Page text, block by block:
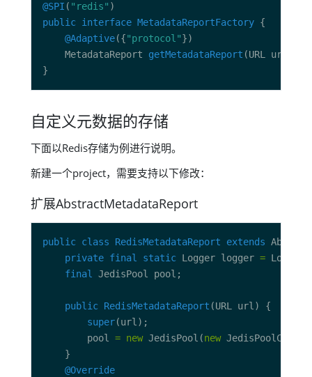
@SPI ( "redis"
public interface MetadataReportFactory
@Adaptive({"protocol"
    MetadataReport
getMetadataReport
自定义元数据的存储
下面以Redis存储为例进行说明。
新建一个project，需要支持以下修改：
扩展AbstractMetadataReport
public class RedisMetadataReport
extends
private final static Logger logger =
final
public RedisMetadataReport
super
        pool
= new JedisPool(new
@Override